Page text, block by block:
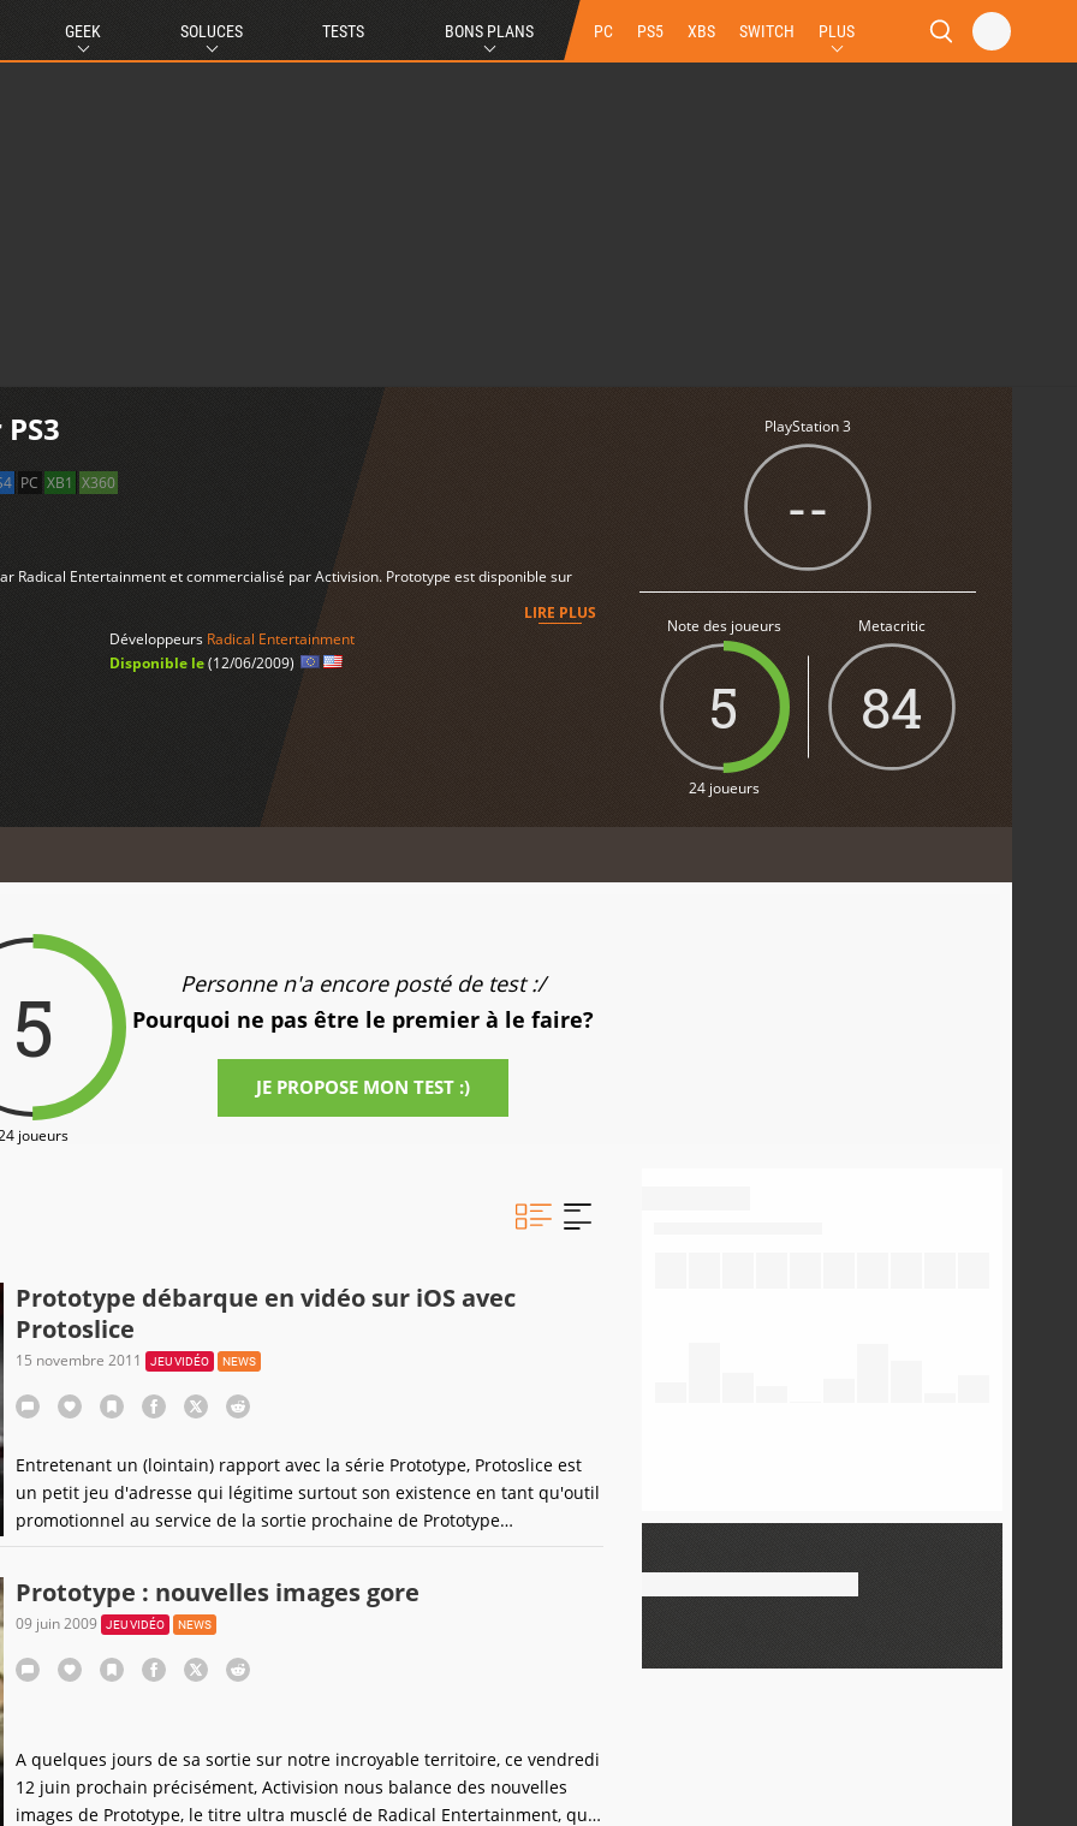
GEEK SOLUCES TESTS BONS PLANS PC PS5 XBS SWITCH PLUS
PC XB1 X360
Radical Entertainment et commercialisé par Activision. Prototype est disponible sur
LIRE PLUS
Développeurs Radical Entertainment
Disponible le(12/06/2009)
PlayStation 3
--
Note des joueurs
5
24 joueurs
Metacritic
84
5
joueurs
Personne n'a encore posté de test :/
Pourquoi ne pas être le premier à le faire?
JE PROPOSE MON TEST :)
Prototype débarque en vidéo sur iOS avec
Protoslice
15 novembre 2011 JEU VIDÉO NEWS
Entretenant un (lointain) rapport avec la série Prototype, Protoslice est
un petit jeu d'adresse qui légitime surtout son existence en tant qu'outil
promotionnel au service de la sortie prochaine de Prototype
2, programmée elle pour le 24 Avril 2012.Et l'avantage de cette
Store tout de
Prototype : nouvelles images gore
09 juin 2009 JEU VIDÉO NEWS
A quelques jours de sa sortie sur notre incroyable territoire, ce vendredi
12 juin prochain précisément, Activision nous balance des nouvelles
images de Prototype, le titre ultra musclé de Radical Entertainment, qui